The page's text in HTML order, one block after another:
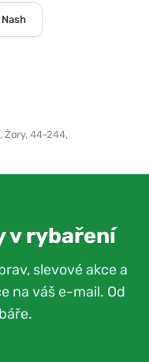
Żory, 44-244,
v rybaření
slevové akce a
na váš e-mail. Od